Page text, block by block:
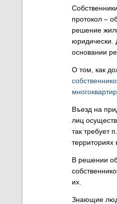
протокол –
решение
юридически.
основании
О том, как
Въезд на
лиц
так требует
территориях
В решении
их.
Знающие